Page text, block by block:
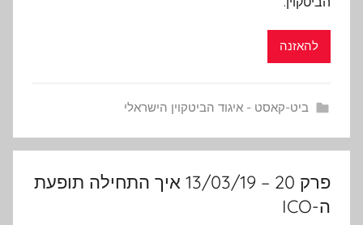
להאזנה
ביט-קאסט - איגוד הביטקוין הישראלי
פרק 20 – 13/03/19 איך התחילה תופעת
ה-ICO